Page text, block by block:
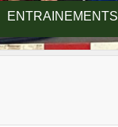
ENTRAINEMENTS